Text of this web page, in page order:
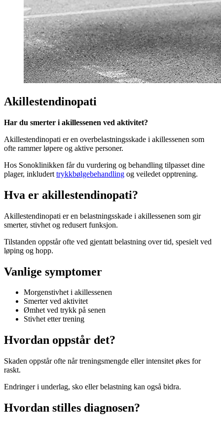
Akillestendinopati
Har du smerter i akillessenen ved aktivitet?
Akillestendinopati er en overbelastningsskade i akillessenen som
ofte rammer løpere og aktive personer.
Hos Sonoklinikken får du vurdering og behandling tilpasset dine
plager, inkludert trykkbølgebehandling og veiledet opptrening.
Hva er akillestendinopati?
Akillestendinopati er en belastningsskade i akillessenen som gir
smerter, stivhet og redusert funksjon.
Tilstanden oppstår ofte ved gjentatt belastning over tid, spesielt ved
løping og hopp.
Vanlige symptomer
Morgenstivhet i akillessenen
Smerter ved aktivitet
Ømhet ved trykk på senen
Stivhet etter trening
Hvordan oppstår det?
Skaden oppstår ofte når treningsmengde eller intensitet økes for
raskt.
Endringer i underlag, sko eller belastning kan også bidra.
Hvordan stilles diagnosen?